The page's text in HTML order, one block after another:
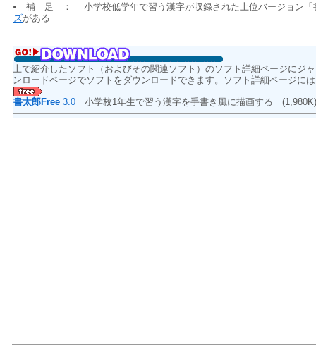
補 足 ： 小学校低学年で習う漢字が収録された上位バージョン「
ズがある
上で紹介したソフト（およびその関連ソフト）のソフト詳細ページにジ
ンロードページでソフトをダウンロードできます。ソフト詳細ページに
書太郎Free 3.0 小学校1年生で習う漢字を手書き風に描画する (1,980K)